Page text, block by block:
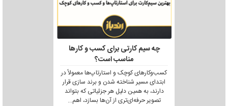
چه سیم کارتی برای کسب و کارها
مناسب است؟
کسب‌وکارهای کوچک و استارتاپ‌ها معمولاً در
ابتدای مسیر شناخته شدن و برند سازی قرار
دارند، به همین دلیل هر جزئیاتی که بتواند
تصویر حرفه‌ای‌تری از آن‌ها بسازد، اهم...